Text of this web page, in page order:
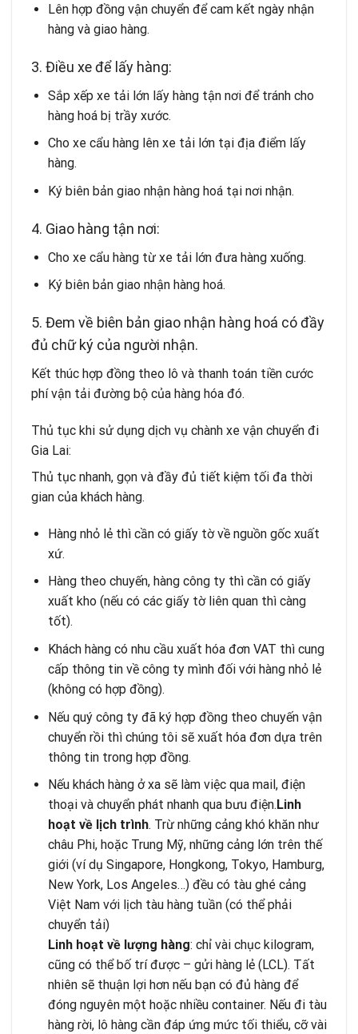
Lên hợp đồng vận chuyển để cam kết ngày nhận
hàng và giao hàng.
3. Điều xe để lấy hàng:
Sắp xếp xe tải lớn lấy hàng tận nơi để tránh cho
hàng hoá bị trầy xước.
Cho xe cẩu hàng lên xe tải lớn tại địa điểm lấy
hàng.
Ký biên bản giao nhận hàng hoá tại nơi nhận.
4. Giao hàng tận nơi:
Cho xe cẩu hàng từ xe tải lớn đưa hàng xuống.
Ký biên bản giao nhận hàng hoá.
5. Đem về biên bản giao nhận hàng hoá có đầy
đủ chữ ký của người nhận.
Kết thúc hợp đồng theo lô và thanh toán tiền cước
phí vận tải đường bộ của hàng hóa đó.
Thủ tục khi sử dụng dịch vụ chành xe vận chuyển đi
Gia Lai:
Thủ tục nhanh, gọn và đầy đủ tiết kiệm tối đa thời
gian của khách hàng.
Hàng nhỏ lẻ thì cần có giấy tờ về nguồn gốc xuất
xứ.
Hàng theo chuyến, hàng công ty thì cần có giấy
xuất kho (nếu có các giấy tờ liên quan thì càng
tốt).
Khách hàng có nhu cầu xuất hóa đơn VAT thì cung
cấp thông tin về công ty mình đối với hàng nhỏ lẻ
(không có hợp đồng).
Nếu quý công ty đã ký hợp đồng theo chuyến vận
chuyển rồi thì chúng tôi sẽ xuất hóa đơn dựa trên
thông tin trong hợp đồng.
Nếu khách hàng ở xa sẽ làm việc qua mail, điện
thoại và chuyển phát nhanh qua bưu điện.Linh
hoạt về lịch trình. Trừ những cảng khó khăn như
châu Phi, hoặc Trung Mỹ, những cảng lớn trên thế
giới (ví dụ Singapore, Hongkong, Tokyo, Hamburg,
New York, Los Angeles…) đều có tàu ghé cảng
Việt Nam với lịch tàu hàng tuần (có thể phải
chuyển tải)
Linh hoạt về lượng hàng: chỉ vài chục kilogram,
cũng có thể bố trí được – gửi hàng lẻ (LCL). Tất
nhiên sẽ thuận lợi hơn nếu bạn có đủ hàng để
đóng nguyên một hoặc nhiều container. Nếu đi tàu
hàng rời, lô hàng cần đáp ứng mức tối thiểu, cỡ vài